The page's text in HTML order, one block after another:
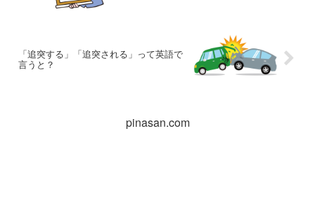
「追突する」「追突される」って英語で
言うと？
pinasan.com